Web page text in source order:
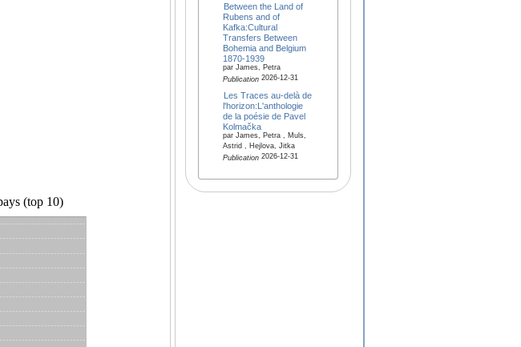
Between the Land of
Rubens and of
Kafka:Cultural
Transfers Between
Bohemia and Belgium
1870-1939
par James, Petra
Publication2026-12-31
Les Traces au-delà de
l'horizon:L'anthologie
de la poésie de Pavel
Kolmačka
par James, Petra , Muls,
Astrid , Hejlova, Jitka
Publication2026-12-31